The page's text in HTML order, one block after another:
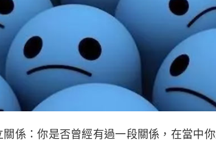
係：你是否曾經有過一段關係，在當中